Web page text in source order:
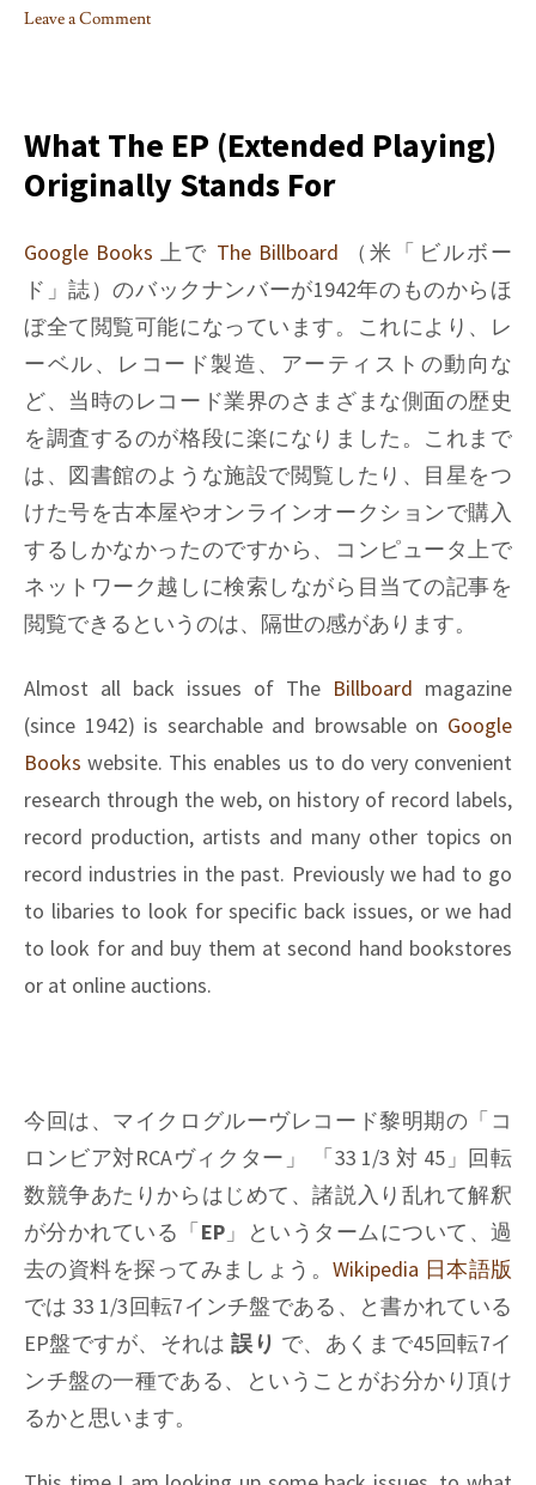
Leave a Comment
learned
on
Phono
curves,
Pt.
10
What The EP (Extended Playing)
Originally Stands For
Google Books 上で The Billboard （米「ビルボー
ド」誌）のバックナンバーが1942年のものからほ
ぼ全て閲覧可能になっています。これにより、レ
ーベル、レコード製造、アーティストの動向な
ど、当時のレコード業界のさまざまな側面の歴史
を調査するのが格段に楽になりました。これまで
は、図書館のような施設で閲覧したり、目星をつ
けた号を古本屋やオンラインオークションで購入
するしかなかったのですから、コンピュータ上で
ネットワーク越しに検索しながら目当ての記事を
閲覧できるというのは、隔世の感があります。
Almost all back issues of The Billboard magazine
(since 1942) is searchable and browsable on Google
Books website. This enables us to do very convenient
research through the web, on history of record labels,
record production, artists and many other topics on
record industries in the past. Previously we had to go
to libaries to look for specific back issues, or we had
to look for and buy them at second hand bookstores
or at online auctions.
今回は、マイクログルーヴレコード黎明期の「コ
ロンビア対RCAヴィクター」 「33 1/3 対 45」回転
数競争あたりからはじめて、諸説入り乱れて解釈
が分かれている「EP」というタームについて、過
去の資料を探ってみましょう。Wikipedia 日本語版
では 33 1/3回転7インチ盤である、と書かれている
EP盤ですが、それは誤り で、あくまで45回転7イ
ンチ盤の一種である、ということがお分かり頂け
るかと思います。